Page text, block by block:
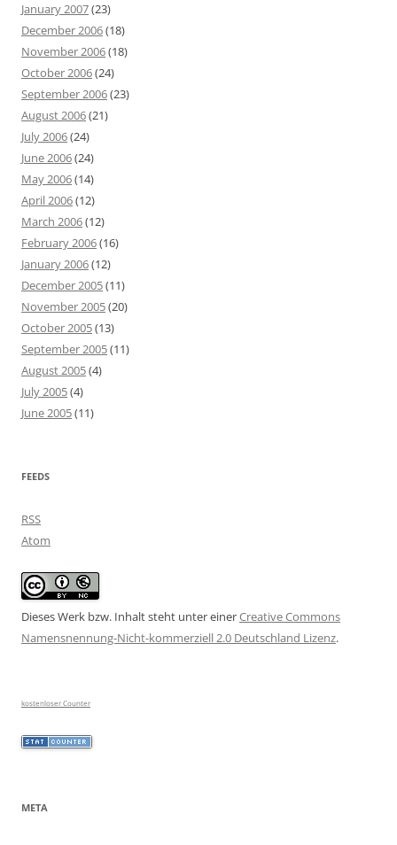
January 2007(23)
December 2006(18)
November 2006(18)
October 2006(24)
September 2006(23)
August 2006(21)
July 2006(24)
June 2006(24)
May 2006(14)
April 2006(12)
March 2006(12)
February 2006(16)
January 2006(12)
December 2005(11)
November 2005(20)
October 2005(13)
September 2005(11)
August 2005(4)
July 2005(4)
June 2005(11)
FEEDS
RSS
Atom
Dieses Werk bzw. Inhalt steht unter einerCreative Commons
Namensnennung-Nicht-kommerziell 2.0 Deutschland Lizenz.
kostenloser Counter
META